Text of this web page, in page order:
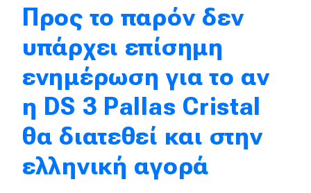
Αγώνες
Formula 1
WRC
Motorsport
Eco
Προς το παρόν δεν
υπάρχει επίσημη
ενημέρωση για το αν
η DS 3 Pallas Cristal
θα διατεθεί και στην
ελληνική αγορά